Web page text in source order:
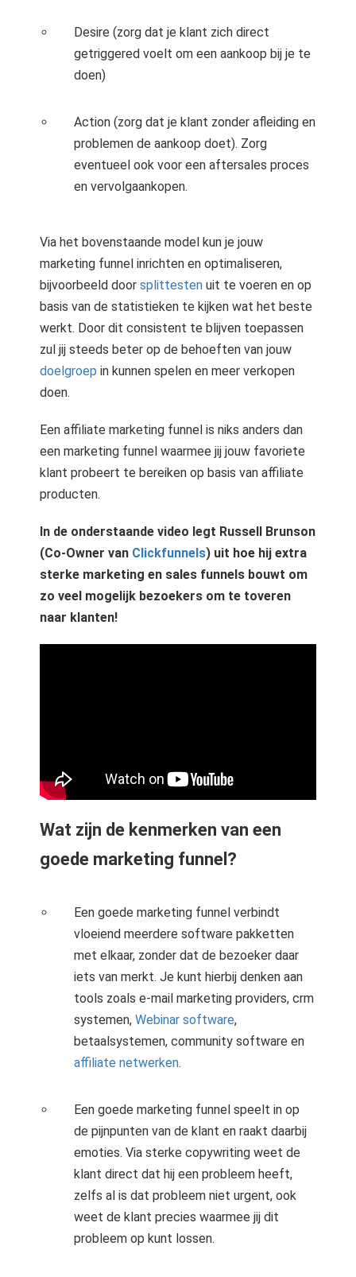
Desire (zorg dat je klant zich direct
getriggered voelt om een aankoop bij je te
doen)
Action (zorg dat je klant zonder afleiding en
problemen de aankoop doet). Zorg
eventueel ook voor een aftersales proces
en vervolgaankopen.
Via het bovenstaande model kun je jouw
marketing funnel inrichten en optimaliseren,
bijvoorbeeld door splittesten uit te voeren en op
basis van de statistieken te kijken wat het beste
werkt. Door dit consistent te blijven toepassen
zul jij steeds beter op de behoeften van jouw
doelgroep in kunnen spelen en meer verkopen
doen.
Een affiliate marketing funnel is niks anders dan
een marketing funnel waarmee jij jouw favoriete
klant probeert te bereiken op basis van affiliate
producten.
In de onderstaande video legt Russell Brunson
(Co-Owner van Clickfunnels) uit hoe hij extra
sterke marketing en sales funnels bouwt om
zo veel mogelijk bezoekers om te toveren
naar klanten!
Wat zijn de kenmerken van een
goede marketing funnel?
Een goede marketing funnel verbindt
vloeiend meerdere software pakketten
met elkaar, zonder dat de bezoeker daar
iets van merkt. Je kunt hierbij denken aan
tools zoals e-mail marketing providers, crm
systemen,Webinar software,
betaalsystemen, community software en
affiliate netwerken.
Een goede marketing funnel speelt in op
de pijnpunten van de klant en raakt daarbij
emoties. Via sterke copywriting weet de
klant direct dat hij een probleem heeft,
zelfs al is dat probleem niet urgent, ook
weet de klant precies waarmee jij dit
probleem op kunt lossen.